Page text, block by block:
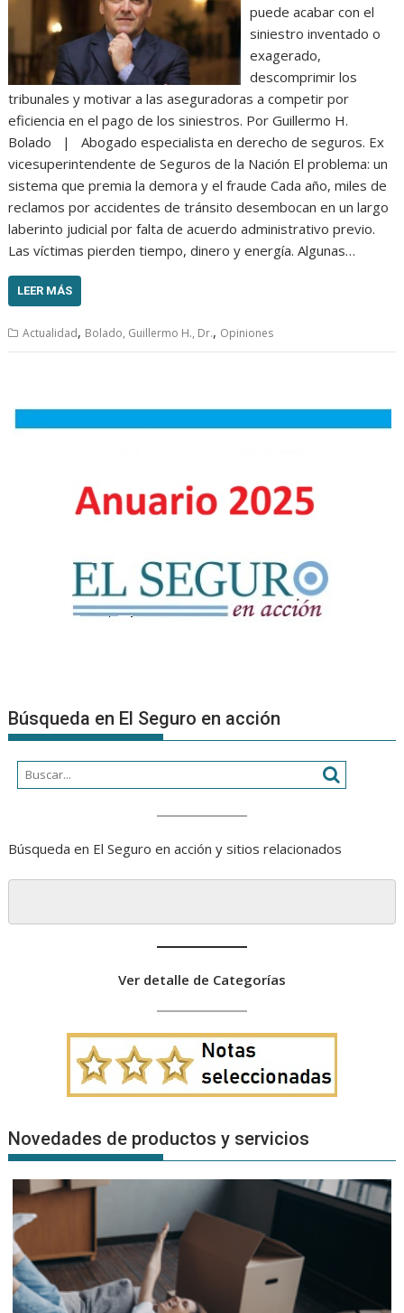
puede acabar con el
siniestro inventado o
exagerado,
descomprimir los
tribunales y motivar a las aseguradoras a competir por
eficiencia en el pago de los siniestros. Por Guillermo H.
Bolado | Abogado especialista en derecho de seguros. Ex
vicesuperintendente de Seguros de la Nación El problema: un
sistema que premia la demora y el fraude Cada año, miles de
reclamos por accidentes de tránsito desembocan en un largo
laberinto judicial por falta de acuerdo administrativo previo.
Las víctimas pierden tiempo, dinero y energía. Algunas…
LEER MÁS
Actualidad, Bolado, Guillermo H., Dr., Opiniones
Búsqueda en El Seguro en acción
Búsqueda en El Seguro en acción y sitios relacionados
Ver detalle de Categorías
Novedades de productos y servicios